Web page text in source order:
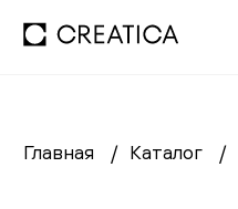
Заказать обратный звонок
Главная Каталог